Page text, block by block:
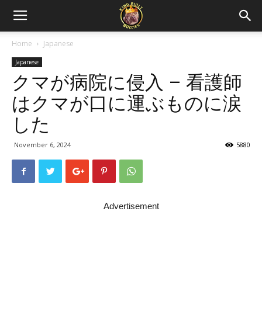
Home Japanese
Japanese
クマが病院に侵入 – 看護師
はクマが口に運ぶものに涙
した
November 6, 2024 5880
Advertisement